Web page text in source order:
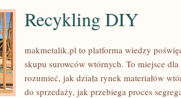
Recykling DIY
makmetalik.pl to platforma wiedzy
skupu surowców wtórnych. To miejsce
rozumieć, jak działa rynek materiałów
do sprzedaży, jak przebiega proces